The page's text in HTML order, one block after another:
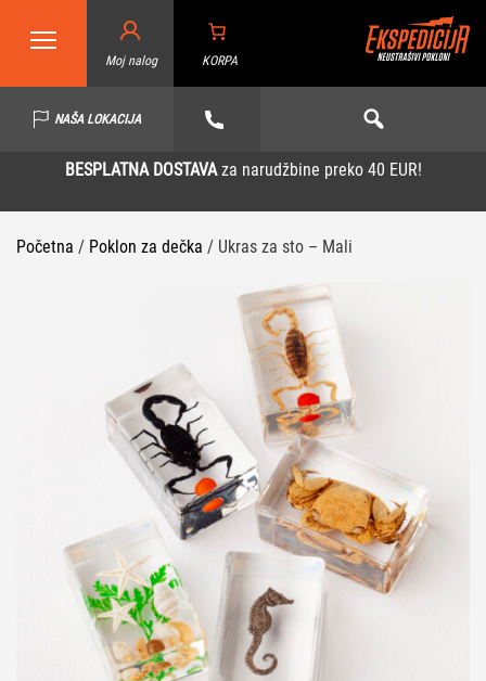
Moj nalog KORPA
NAŠA LOKACIJA
BESPLATNA DOSTAVAza narudžbine preko 40 EUR!
Početna / Poklon za dečka / Ukras za sto – Mali